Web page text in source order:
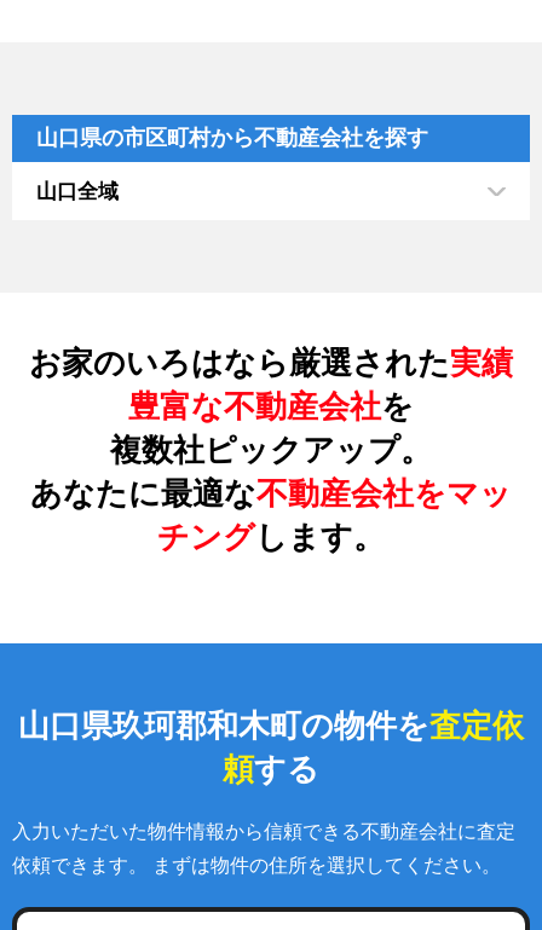
山口県の市区町村から不動産会社を探す
山口全域
お家のいろはなら厳選された実績
豊富な不動産会社を
複数社ピックアップ。
あなたに最適な不動産会社をマッ
チングします。
山口県玖珂郡和木町の物件を査定依
頼する
入力いただいた物件情報から信頼できる不動産会社に査定
依頼できます。 まずは物件の住所を選択してください。